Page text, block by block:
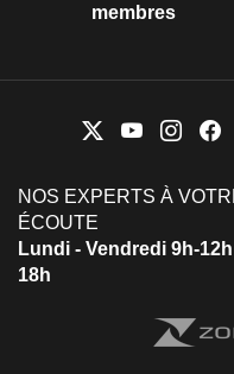
membres
NOS EXPERTS À
ÉCOUTE
Lundi - Vendredi 9h-
18h